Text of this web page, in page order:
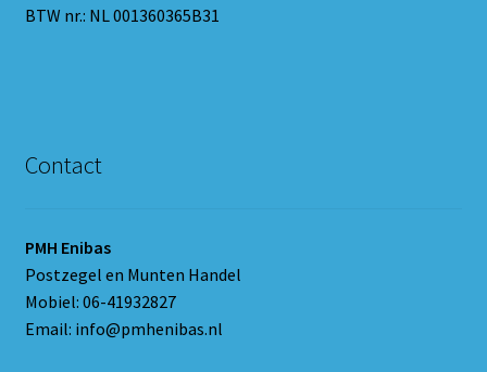
BTW nr.: NL 001360365B31
Contact
PMH Enibas
Postzegel en Munten Handel
Mobiel: 06-41932827
Email: info@pmhenibas.nl